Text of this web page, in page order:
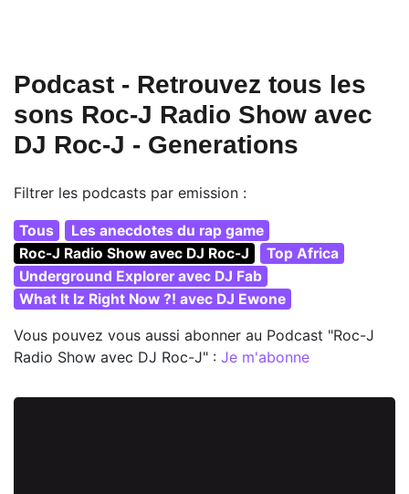
Podcast - Retrouvez tous les
sons Roc-J Radio Show avec
DJ Roc-J - Generations
Filtrer les podcasts par emission :
Tous
Les anecdotes du rap game
Roc-J Radio Show avec DJ Roc-J
Top Africa
Underground Explorer avec DJ Fab
What It Iz Right Now ?! avec DJ Ewone
Vous pouvez vous aussi abonner au Podcast "Roc-J
Radio Show avec DJ Roc-J" : Je m'abonne